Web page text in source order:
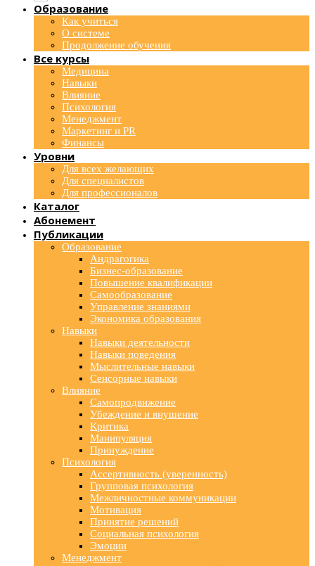
Образование
Как учиться
О системе
Продолжение обучения
Все курсы
Медицина
Навыки
Влияние
Психология
Менеджмент
Маркетинг и PR
Финансы
Уровни
Для всех желающих
Для специалистов
Для профессионалов
Каталог
Абонемент
Публикации
Образование
Андрагогика
Бизнес-образование
Повышение квалификации
Самообразование
Управление знаниями
Экономика образования
Навыки
Навыки деятельности
Навыки поведения
Мыслительные навыки
Сенсорные навыки
Влияние
Самопродвижение
Убеждение и внушение
Критика
Манипуляция
Принуждение
Психология
Ассертивность (уверенность)
Групповая психология
Межличностные коммуникации
Мотивация
Принятие решений
Социальная психология
Эмоции
Менеджмент